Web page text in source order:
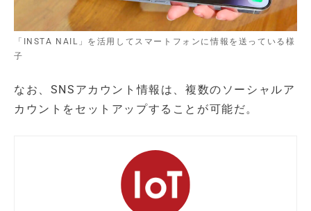
「INSTA NAIL」を活用してスマートフォンに情報を送っている様
子
なお、SNSアカウント情報は、複数のソーシャルア
カウントをセットアップすることが可能だ。